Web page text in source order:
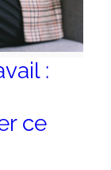
:
ce